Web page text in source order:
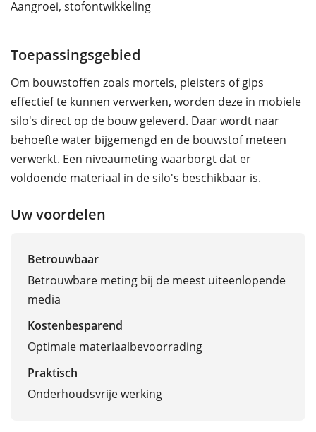
Aangroei, stofontwikkeling
Toepassingsgebied
Om bouwstoffen zoals mortels, pleisters of gips
effectief te kunnen verwerken, worden deze in mobiele
silo's direct op de bouw geleverd. Daar wordt naar
behoefte water bijgemengd en de bouwstof meteen
verwerkt. Een niveaumeting waarborgt dat er
voldoende materiaal in de silo's beschikbaar is.
Uw voordelen
Betrouwbaar
Betrouwbare meting bij de meest uiteenlopende
media
Kostenbesparend
Optimale materiaalbevoorrading
Praktisch
Onderhoudsvrije werking